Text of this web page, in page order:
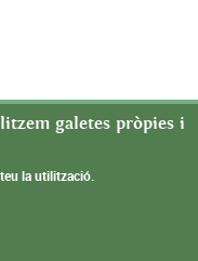
galetes pròpies i
la utilització.